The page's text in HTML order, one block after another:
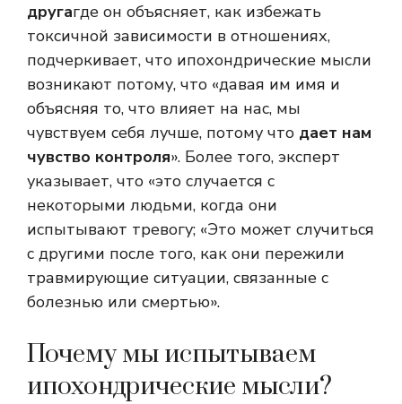
другагде он объясняет, как избежать
токсичной зависимости в отношениях,
подчеркивает, что ипохондрические мысли
возникают потому, что «давая им имя и
объясняя то, что влияет на нас, мы
чувствуем себя лучше, потому что дает нам
чувство контроля». Более того, эксперт
указывает, что «это случается с
некоторыми людьми, когда они
испытывают тревогу; «Это может случиться
с другими после того, как они пережили
травмирующие ситуации, связанные с
болезнью или смертью».
Почему мы испытываем
ипохондрические мысли?